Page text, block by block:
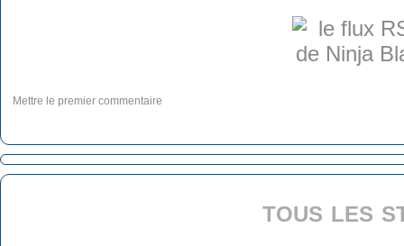
Mettre le premier commentaire
tous les